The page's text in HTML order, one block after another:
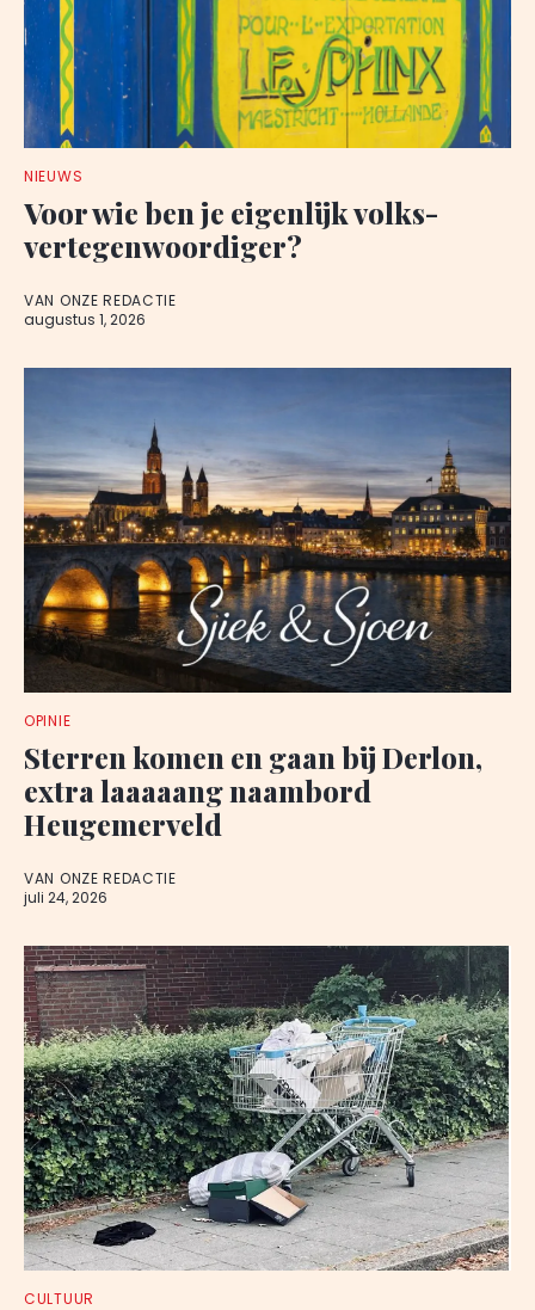
NIEUWS
Voor wie ben je eigenlijk volks-
vertegenwoordiger?
VAN ONZE REDACTIE
augustus 1, 2026
OPINIE
Sterren komen en gaan bij Derlon,
extra laaaaang naambord
Heugemerveld
VAN ONZE REDACTIE
juli 24, 2026
CULTUUR